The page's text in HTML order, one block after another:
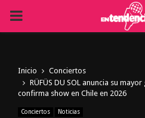
PRIMARY
Inicio
Conciertos
RÜFÜS DU SOL anuncia su
confirma show en Chile en 2026
Conciertos Noticias